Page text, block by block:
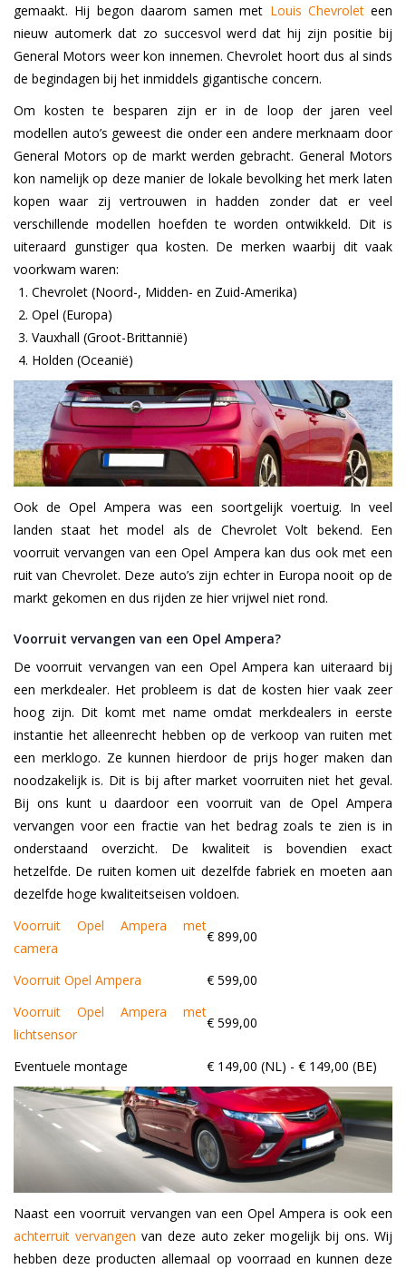
gemaakt. Hij begon daarom samen met Louis Chevroleteen
nieuw automerk dat zo succesvol werd dat hij zijn positie bij
General Motors weer kon innemen. Chevrolet hoort dus al sinds
de begindagen bij het inmiddels gigantische concern.
Om kosten te besparen zijn er in de loop der jaren veel
modellen auto’s geweest die onder een andere merknaam door
General Motors op de markt werden gebracht. General Motors
kon namelijk op deze manier de lokale bevolking het merk laten
kopen waar zij vertrouwen in hadden zonder dat er veel
verschillende modellen hoefden te worden ontwikkeld. Dit is
uiteraard gunstiger qua kosten. De merken waarbij dit vaak
voorkwam waren:
Chevrolet (Noord-, Midden- en Zuid-Amerika)
Opel (Europa)
Vauxhall (Groot-Brittannië)
Holden (Oceanië)
Ook de Opel Ampera was een soortgelijk voertuig. In veel
landen staat het model als de Chevrolet Volt bekend. Een
voorruit vervangen van een Opel Ampera kan dus ook met een
ruit van Chevrolet. Deze auto’s zijn echter in Europa nooit op de
markt gekomen en dus rijden ze hier vrijwel niet rond.
Voorruit vervangen van een Opel Ampera?
De voorruit vervangen van een Opel Ampera kan uiteraard bij
een merkdealer. Het probleem is dat de kosten hier vaak zeer
hoog zijn. Dit komt met name omdat merkdealers in eerste
instantie het alleenrecht hebben op de verkoop van ruiten met
een merklogo. Ze kunnen hierdoor de prijs hoger maken dan
noodzakelijk is. Dit is bij after market voorruiten niet het geval.
Bij ons kunt u daardoor een voorruit van de Opel Ampera
vervangen voor een fractie van het bedrag zoals te zien is in
onderstaand overzicht. De kwaliteit is bovendien exact
hetzelfde. De ruiten komen uit dezelfde fabriek en moeten aan
dezelfde hoge kwaliteitseisen voldoen.
Voorruit Opel Ampera met
camera
€ 899,00
Voorruit Opel Ampera
€ 599,00
Voorruit Opel Ampera met
lichtsensor
€ 599,00
Eventuele montage € 149,00 (NL) - € 149,00 (BE)
Naast een voorruit vervangen van een Opel Ampera is ook een
achterruit vervangen van deze auto zeker mogelijk bij ons. Wij
hebben deze producten allemaal op voorraad en kunnen deze